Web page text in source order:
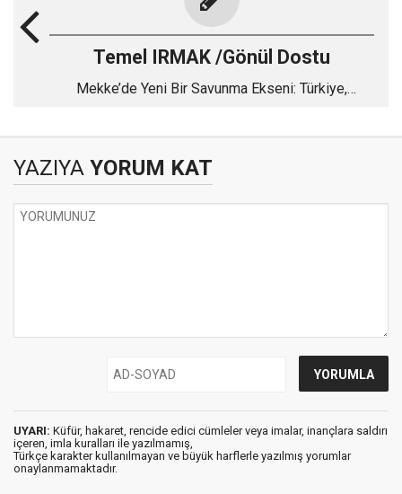
Temel IRMAK /Gönül Dostu
Mekke’de Yeni Bir Savunma Ekseni: Türkiye,
YAZIYA YORUM KAT
UYARI: Küfür, hakaret, rencide edici cümleler veya imalar, inançlara saldırı
içeren, imla kuralları ile yazılmamış,
Türkçe karakter kullanılmayan ve büyük harflerle yazılmış yorumlar
onaylanmamaktadır.